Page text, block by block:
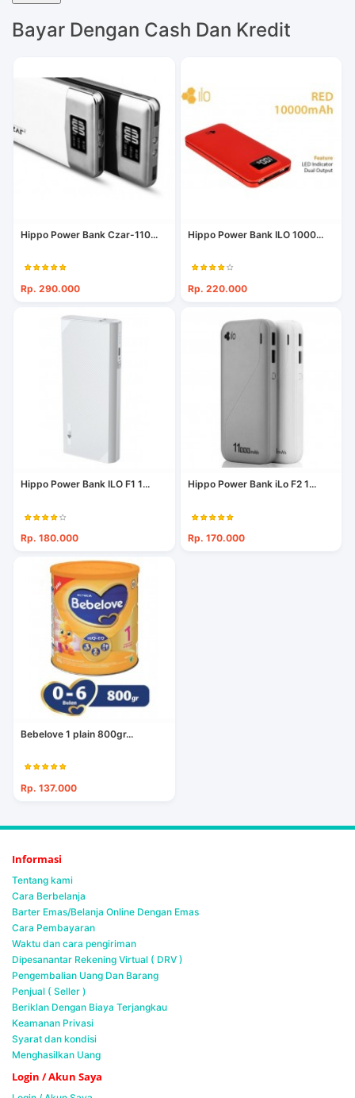
Bayar Dengan Cash Dan Kredit
Hippo Power Bank Czar-110...
Rp. 290.000
Hippo Power Bank ILO 1000...
Rp. 220.000
Hippo Power Bank ILO F1 1...
Rp. 180.000
Hippo Power Bank iLo F2 1...
Rp. 170.000
Bebelove 1 plain 800gr...
Rp. 137.000
Informasi
Tentang kami
Cara Berbelanja
Barter Emas/Belanja Online Dengan Emas
Cara Pembayaran
Waktu dan cara pengiriman
Dipesanantar Rekening Virtual ( DRV )
Pengembalian Uang Dan Barang
Penjual ( Seller )
Beriklan Dengan Biaya Terjangkau
Keamanan Privasi
Syarat dan kondisi
Menghasilkan Uang
Login / Akun Saya